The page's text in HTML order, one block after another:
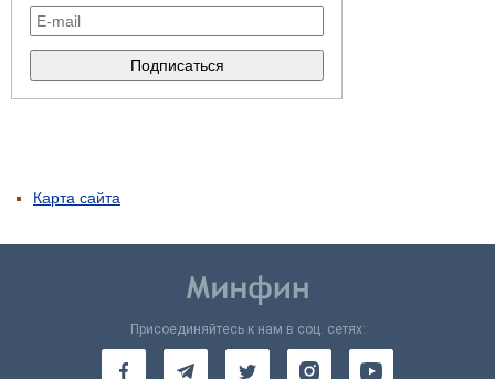
Карта сайта
Присоединяйтесь к нам в соц. сетях: